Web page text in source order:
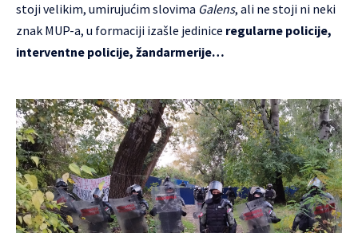
stoji velikim, umirujućim slovima Galens, ali ne stoji ni neki
znak MUP-a, u formaciji izašle jedinice regularne policije,
interventne policije, žandarmerije…